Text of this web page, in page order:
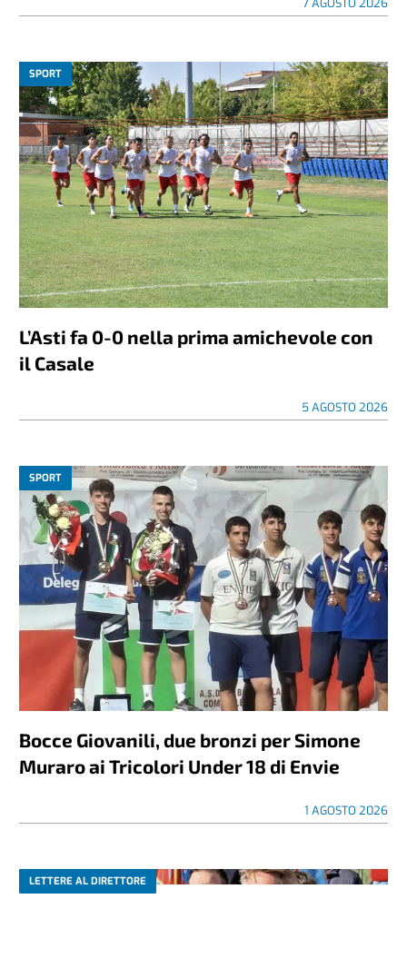
7 AGOSTO 2026
SPORT
L’Asti fa 0-0 nella prima amichevole con
il Casale
5 AGOSTO 2026
SPORT
Bocce Giovanili, due bronzi per Simone
Muraro ai Tricolori Under 18 di Envie
1 AGOSTO 2026
LETTERE AL DIRETTORE